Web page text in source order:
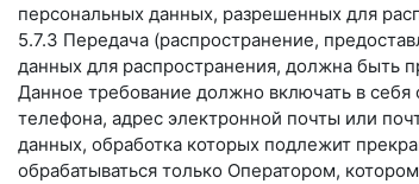
персональных данных, разрешенных для
5.7.3 Передача (распространение,
данных для распространения, должна быть
Данное требование должно включать в
телефона, адрес электронной почты или
данных, обработка которых подлежит
обрабатываться только Оператором,